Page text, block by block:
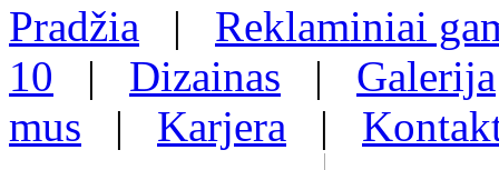
Pradžia | Reklaminiai
10 | Dizainas | Galerija
mus | Karjera |